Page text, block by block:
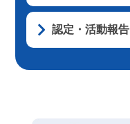
認定・活動報告